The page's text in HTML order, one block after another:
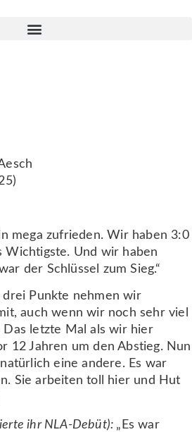
mega zufrieden. Wir haben 3:0
Wichtigste. Und wir haben
der Schlüssel zum Sieg.“
drei Punkte nehmen wir
auch wenn wir noch sehr viel
letzte Mal als wir hier
12 Jahren um den Abstieg. Nun
eine andere. Es war
Sie arbeiten toll hier und Hut
ihr NLA-Debüt): „Es war